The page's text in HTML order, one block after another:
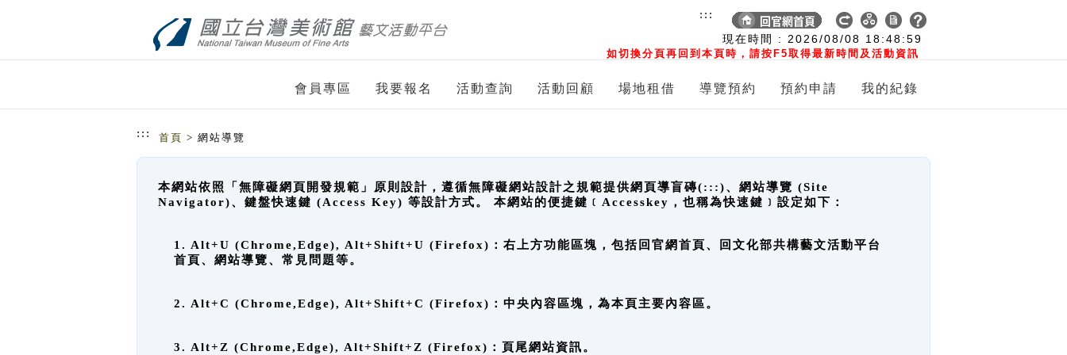
現在時間 : 2026/08/08 18:48:59
如切換分頁再回到本頁時，請按F5取得最新時間及活動資訊
:::
會員專區 我要報名 活動查詢 活動回顧 場地租借 導覽預約 預約申請 我的紀錄
::: 首頁 > 網站導覽
本網站依照「無障礙網頁開發規範」原則設計，遵循無障礙網站設計之規範提供網頁導盲磚(:::)、網站導覽 (Site
Navigator)、鍵盤快速鍵 (Access Key) 等設計方式。 本網站的便捷鍵﹝Accesskey，也稱為快速鍵﹞設定如下：
1. Alt+U (Chrome,Edge), Alt+Shift+U (Firefox)：右上方功能區塊，包括回官網首頁、回文化部共構藝文活動平台
首頁、網站導覽、常見問題等。
2. Alt+C (Chrome,Edge), Alt+Shift+C (Firefox)：中央內容區塊，為本頁主要內容區。
3. Alt+Z (Chrome,Edge), Alt+Shift+Z (Firefox)：頁尾網站資訊。